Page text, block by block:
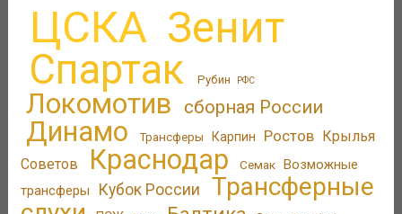
ЦСКА Зенит
Спартак Рубин РФС
Локомотив сборная России
Динамо Трансферы Карпин Ростов Крылья
Советов
Краснодар Семак Возможные
трансферы
Кубок России
Трансферные